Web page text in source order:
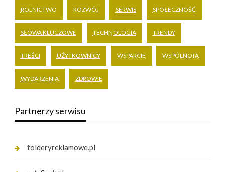
ROLNICTWO ROZWÓJ SERWIS SPOŁECZNOŚĆ
SŁOWA KLUCZOWE TECHNOLOGIA TRENDY
TREŚCI UŻYTKOWNICY WSPARCIE WSPÓLNOTA
WYDARZENIA ZDROWIE
Partnerzy serwisu
folderyreklamowe.pl